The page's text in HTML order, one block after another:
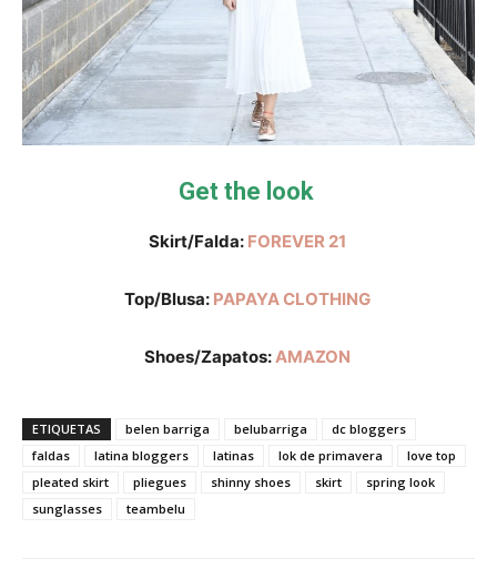
Get the look
Skirt/Falda: FOREVER 21
Top/Blusa: PAPAYA CLOTHING
Shoes/Zapatos:AMAZON
ETIQUETAS belen barriga belubarriga
dc bloggers
faldas
latina bloggers latinas lok de primavera
love top
pleated skirt
pliegues shinny shoes skirt
spring look
sunglasses
teambelu